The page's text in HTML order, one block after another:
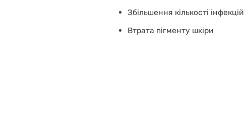
Збільшення кількості інфекцій
Втрата пігменту шкіри